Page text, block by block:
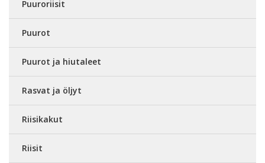
Puuroriisit
Puurot
Puurot ja hiutaleet
Rasvat ja öljyt
Riisikakut
Riisit